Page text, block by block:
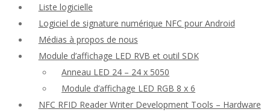
Liste logicielle
Logiciel de signature numérique NFC pour Android
Médias à propos de nous
Module d’affichage LED RVB et outil SDK
Anneau LED 24 – 24 x 5050
Module d’affichage LED RGB 8 x 6
NFC RFID Reader Writer Development Tools – Hardware